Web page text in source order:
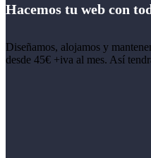
Hacemos tu web con
Diseñamos, alojamos y
desde 45€ +iva al mes. Así